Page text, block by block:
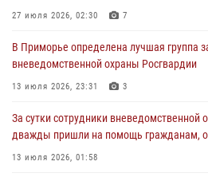
В Международный День тигра на
службе
27 июля 2026, 02:30
27 июля 2026, 02:30 7
В Приморье определена лучшая группа
вневедомственной охраны Росгвардии
13 июля 2026, 23:31 3
За сутки сотрудники вневедомственной
дважды пришли на помощь гражданам,
13 июля 2026, 01:58